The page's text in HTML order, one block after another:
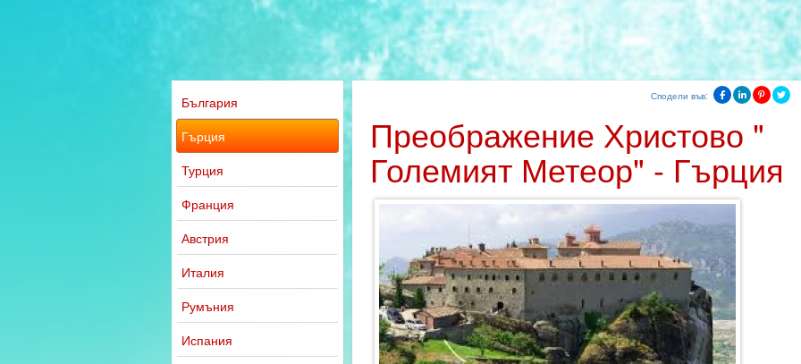
България
Гърция
Турция
Франция
Австрия
Италия
Румъния
Испания
Сподели във:
Преображение Христово "
Големият Метеор" - Гърция